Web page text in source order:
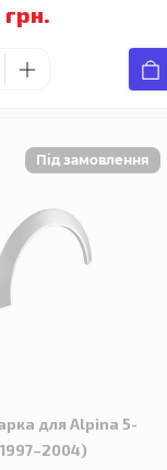
для Alpina 5-